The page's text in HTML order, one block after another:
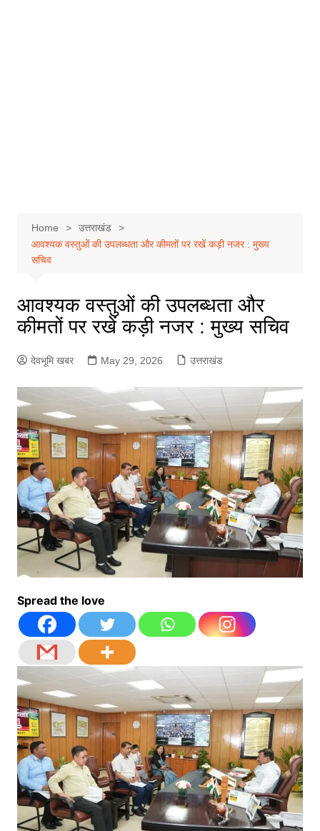
Home
उत्तराखंड
आवश्यक वस्तुओं की उपलब्धता और कीमतों पर रखें कड़ी नजर : मुख्य
सचिव
आवश्यक वस्तुओं की उपलब्धता और
कीमतों पर रखें कड़ी नजर : मुख्य सचिव
देवभूमि खबर May 29, 2026 उत्तराखंड
Spread the love